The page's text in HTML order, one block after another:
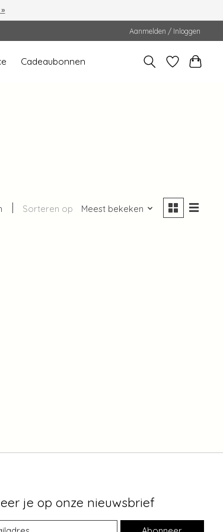
Aanmelden / Inloggen
Cadeaubonnen
Sorteren op Meest bekeken
je op onze nieuwsbrief